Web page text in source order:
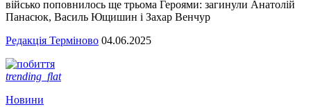
військо поповнилось ще трьома Героями: загинули Анатолій
Панасюк, Василь Ющишин і Захар Венчур
Редакція Терміново 04.06.2025
trending_flat
Новини